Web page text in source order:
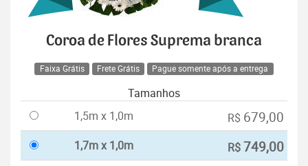
Coroa de Flores Suprema branca
Faixa Grátis Frete Grátis Pague somente após a entrega
Tamanhos
1,5m x 1,0m
R$ 679,00
1,7m x 1,0m R$749,00